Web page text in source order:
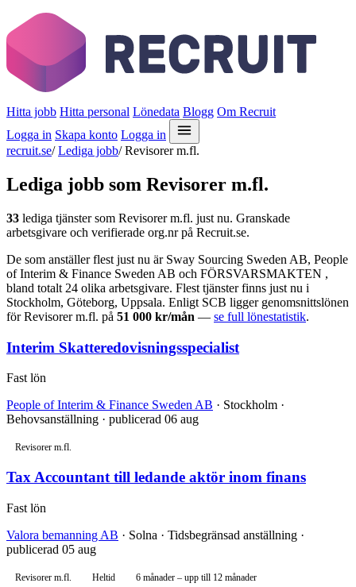
Hitta jobb Hitta personal Lönedata Blogg Om Recruit
Logga in Skapa konto Logga in
recruit.se/ Lediga jobb/ Revisorer m.fl.
Lediga jobb som Revisorer m.fl.
33 lediga tjänster som Revisorer m.fl. just nu. Granskade
arbetsgivare och verifierade org.nr på Recruit.se.
De som anställer flest just nu är Sway Sourcing Sweden AB, People
of Interim & Finance Sweden AB och FÖRSVARSMAKTEN ,
bland totalt 24 olika arbetsgivare. Flest tjänster finns just nu i
Stockholm, Göteborg, Uppsala. Enligt SCB ligger genomsnittslönen
för Revisorer m.fl. på 51 000 kr/mån — se full lönestatistik.
Interim Skatteredovisningsspecialist
Fast lön
People of Interim & Finance Sweden AB · Stockholm ·
Behovsanställning · publicerad 06 aug
Revisorer m.fl.
Tax Accountant till ledande aktör inom finans
Fast lön
Valora bemanning AB · Solna · Tidsbegränsad anställning ·
publicerad 05 aug
Revisorer m.fl. Heltid 6 månader – upp till 12 månader